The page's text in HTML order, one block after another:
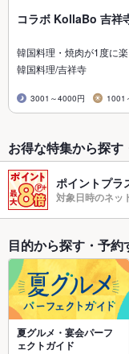
コラボ KollaBo 吉祥
韓国料理・焼肉が1度に
韓国料理/吉祥寺
3001～4000円 1001
お得な特集から探す
ポイントプラ
対象日時のネッ
目的から探す・予約
夏グルメ・宴会パーフ
ェクトガイド